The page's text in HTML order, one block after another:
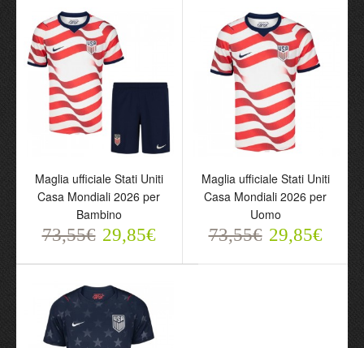
Maglia ufficiale Stati Uniti
Casa Mondiali 2026 per
Bambino
73,55€ 29,85€
Maglia ufficiale Stati Uniti
Casa Mondiali 2026 per
Uomo
73,55€ 29,85€
Maglia ufficiale Stati Uniti
Casa Mondiali 2026 per
Bambino
73,55€ 29,85€
Maglia ufficiale Stati Uniti
Casa Mondiali 2026 per
Uomo
73,55€ 29,85€